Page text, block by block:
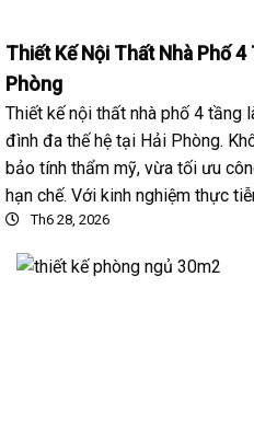
Thiết Kế Nội Thất Nhà Phố
Phòng
Thiết kế nội thất nhà phố 4 tầng
đình đa thế hệ tại Hải Phòng.
bảo tính thẩm mỹ, vừa tối ưu
hạn chế. Với kinh nghiệm thực
Th6 28, 2026